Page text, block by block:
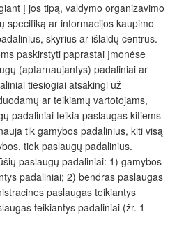
į jos tipą, valdymo organizavimo
specifiką ar informacijos kaupimo
skyrius ar išlaidų centrus.
paskirstyti paprastai įmonėse
(aptarnaujantys) padaliniai ar
tiesiogiai atsakingi už
ar teikiamų vartotojams,
padaliniai teikia paslaugas kitiems
tik gamybos padalinius, kiti visą
tiek paslaugų padalinius.
paslaugų padaliniai: 1) gamybos
padaliniai; 2) bendras paslaugas
paslaugas teikiantys
teikiantys padaliniai (žr. 1